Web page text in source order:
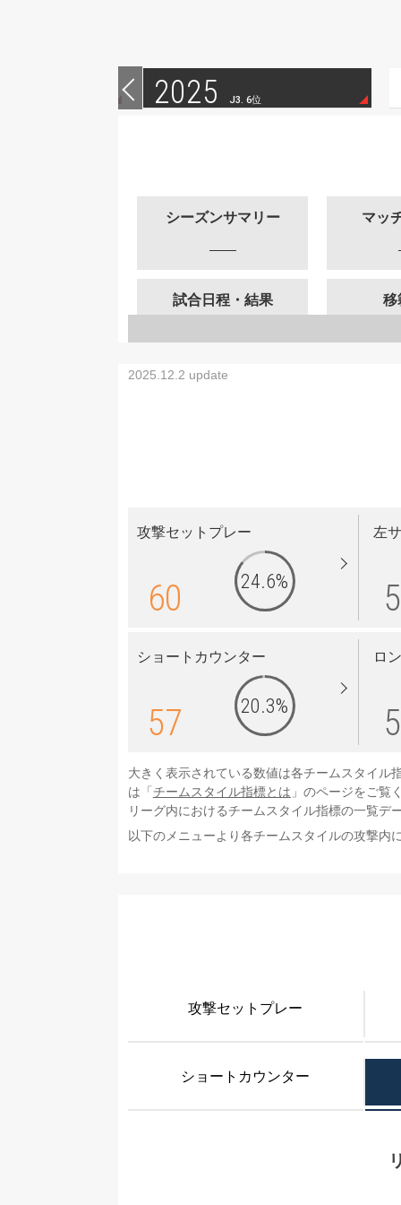
2025 J3. 6位
シーズンサマリー マッ
試合日程・結果 移
2025.12.2 update
攻撃セットプレー
60 24.6%
左
ショートカウンター
57 20.3%
ロ
大きく表示されている数値は各チームスタイル
は「 チームスタイル指標とは 」のページをご覧
リーグ内におけるチームスタイル指標の一覧デ
以下のメニューより各チームスタイルの攻撃内
攻撃セットプレー
ショートカウンター